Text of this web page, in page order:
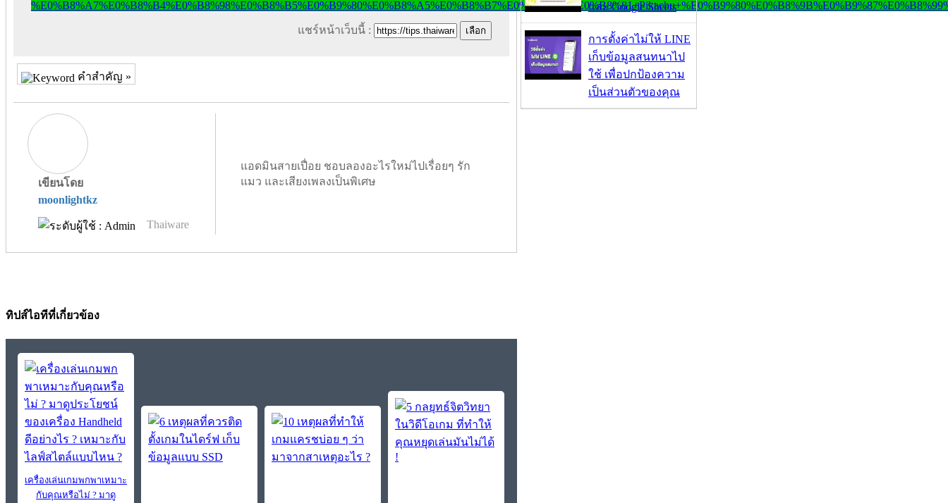
แชร์หน้าเว็บนี้ :
คำสำคัญ »
เขียนโดย
moonlightkz
Thaiware
แอดมินสายเปื่อย ชอบลองอะไรใหม่ไปเรื่อยๆ รัก
แมว และเสียงเพลงเป็นพิเศษ
ทิปส์ไอทีที่เกี่ยวข้อง
เครื่องเล่นเกมพกพาเหมาะ
กับคุณหรือไม่ ? มาดู
และ Google Sheets
การตั้งค่าไม่ให้ LINE
เก็บข้อมูลสนทนาไป
ใช้ เพื่อปกป้องความ
เป็นส่วนตัวของคุณ